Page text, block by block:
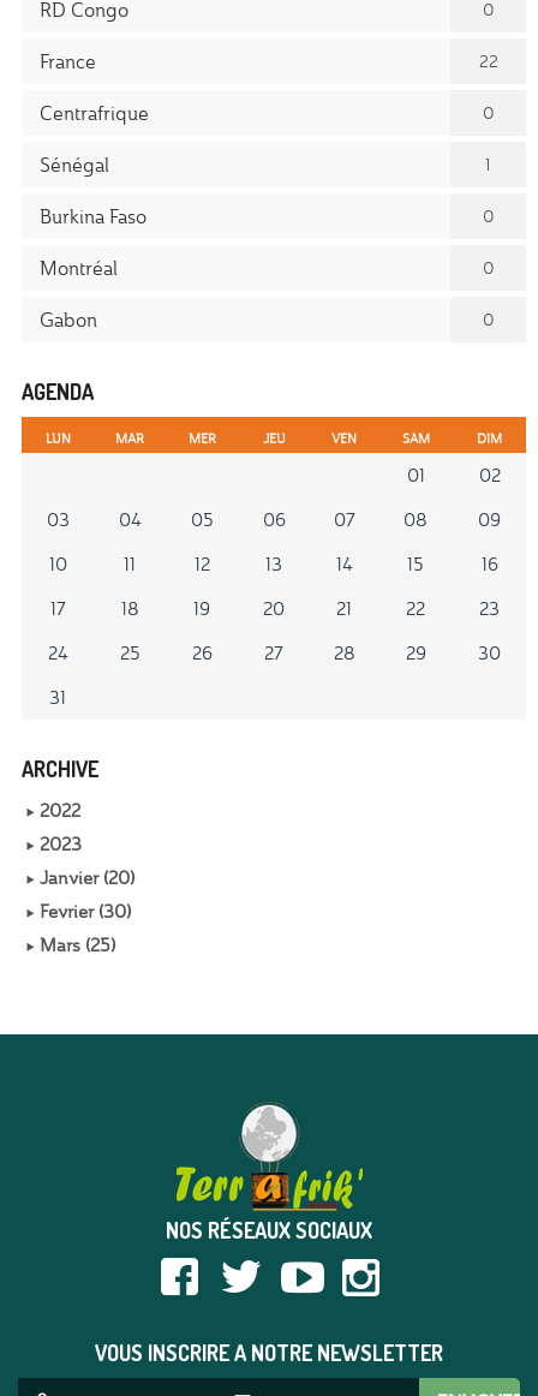
RD Congo 0
France 22
Centrafrique 0
Sénégal 1
Burkina Faso 0
Montréal 0
Gabon 0
AGENDA
LUN MAR MER JEU VEN SAM DIM
01
02
03
04 05 06 07 08
09
10
11 12 13 14 15
16
17
18 19 20 21 22
23
24
25 26 27 28 29
30
31
ARCHIVE
2022
2023
Janvier (20)
Fevrier (30)
Mars (25)
NOS RÉSEAUX SOCIAUX
VOUS INSCRIRE A NOTRE NEWSLETTER